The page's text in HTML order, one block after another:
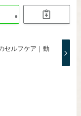
セルフケア｜動